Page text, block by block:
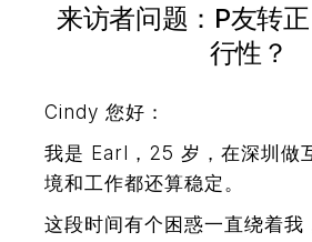
来访者问题：P友转
行性？
Cindy 您好：
我是 Earl，25 岁，在深圳做
境和工作都还算稳定。
这段时间有个困惑一直绕着我